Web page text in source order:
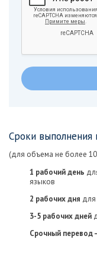
Сроки выполнения
(для объема не более 10
1 рабочий день
языков
2 рабочих дня для
3-5 рабочих дней
Срочный перевод